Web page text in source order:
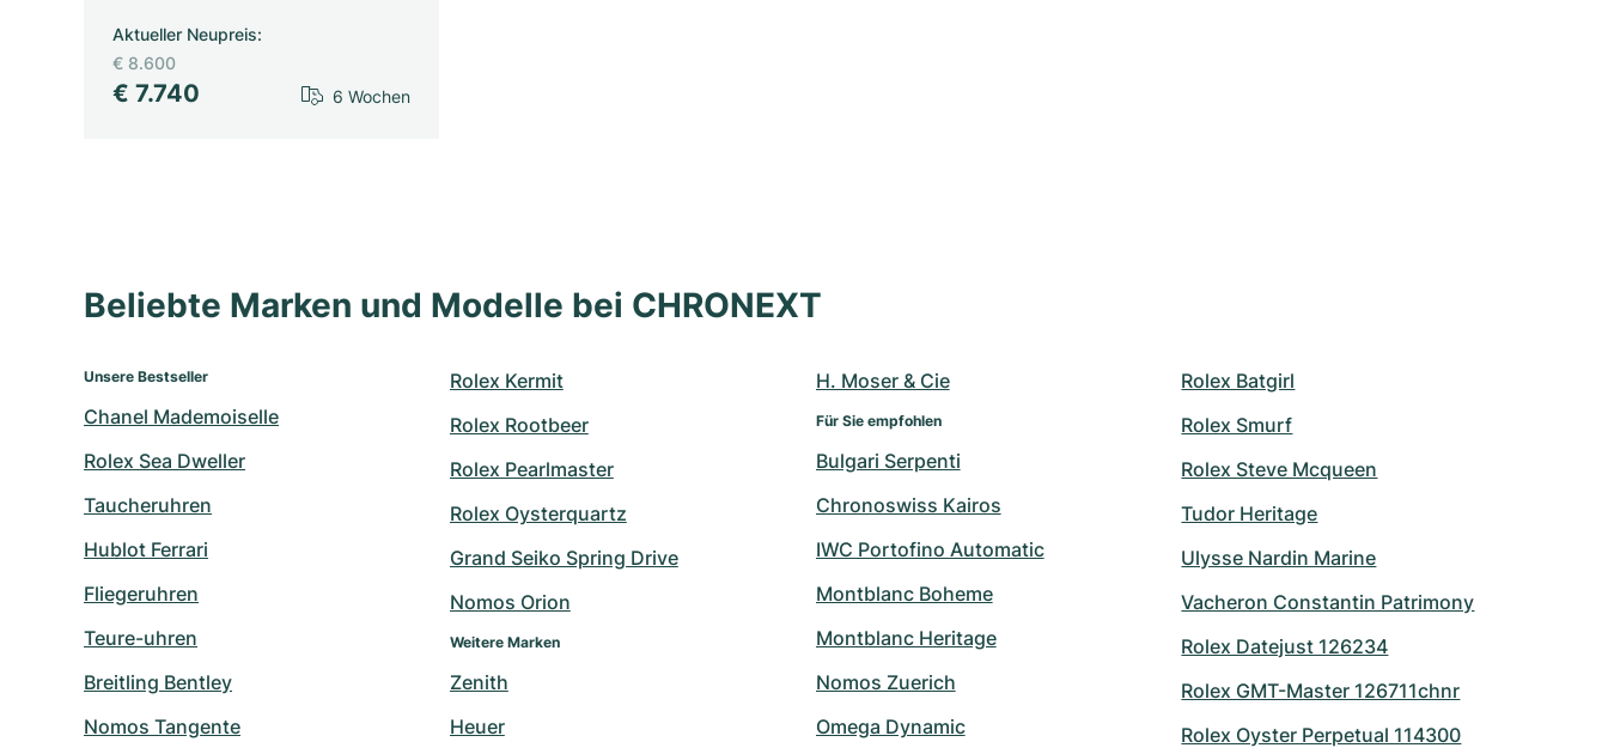
€ 7.740
Aktueller Neupreis:
€ 8.600
6 Wochen
Beliebte Marken und Modelle bei CHRONEXT
Unsere Bestseller
Chanel Mademoiselle
Rolex Sea Dweller
Taucheruhren
Hublot Ferrari
Fliegeruhren
Teure-uhren
Breitling Bentley
Nomos Tangente
Rolex Kermit
Rolex Rootbeer
Rolex Pearlmaster
Rolex Oysterquartz
Grand Seiko Spring Drive
Nomos Orion
Weitere Marken
Zenith
Heuer
H. Moser & Cie
Für Sie empfohlen
Bulgari Serpenti
Chronoswiss Kairos
IWC Portofino Automatic
Montblanc Boheme
Montblanc Heritage
Nomos Zuerich
Omega Dynamic
Rolex Batgirl
Rolex Smurf
Rolex Steve Mcqueen
Tudor Heritage
Ulysse Nardin Marine
Vacheron Constantin Patrimony
Rolex Datejust 126234
Rolex GMT-Master 126711chnr
Rolex Oyster Perpetual 114300